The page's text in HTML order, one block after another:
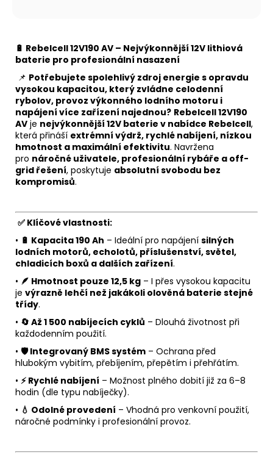
🔋 Rebelcell 12V190 AV – Nejvýkonnější 12V lithiová
baterie pro profesionální nasazení
📌 Potřebujete spolehlivý zdroj energie s opravdu
vysokou kapacitou, který zvládne celodenní
rybolov, provoz výkonného lodního motoru i
napájení více zařízení najednou? Rebelcell 12V190
AV je nejvýkonnější 12V baterie v nabídce Rebelcell,
která přináší extrémní výdrž, rychlé nabíjení, nízkou
hmotnost a maximální efektivitu. Navržena
pro náročné uživatele, profesionální rybáře a off-
grid řešení, poskytuje absolutní svobodu bez
kompromisů.
✅ Klíčové vlastnosti:
• 🔋 Kapacita 190 Ah – Ideální pro napájení silných
lodních motorů, echolotů, příslušenství, světel,
chladicích boxů a dalších zařízení.
• 🪶 Hmotnost pouze 12,5 kg – I přes vysokou kapacitu
je výrazně lehčí než jakákoli olověná baterie stejné
třídy.
• 🔄 Až 1 500 nabíjecích cyklů – Dlouhá životnost při
každodenním použití.
• 🛡️ Integrovaný BMS systém – Ochrana před
hlubokým vybitím, přebíjením, přepětím i přehřátím.
• ⚡ Rychlé nabíjení – Možnost plného dobití již za 6–8
hodin (dle typu nabíječky).
• 💧 Odolné provedení – Vhodná pro venkovní použití,
náročné podmínky i profesionální provoz.